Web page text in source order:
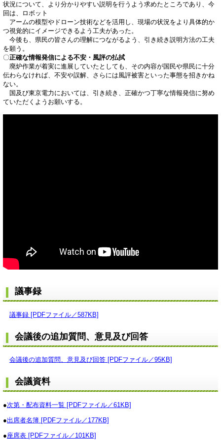
状況について、より分かりやすい説明を行うよう求めたところであり、今
回は、ロボット
アームの模型やドローン技術などを活用し、現場の状況をより具体的か
つ視覚的にイメージできるよう工夫があった。
今後も、県民の皆さんの理解につながるよう、引き続き説明方法の工夫
を願う。
〇正確な情報発信による不安・風評の払拭
廃炉作業が着実に進展していたとしても、その内容が国民や県民に十分
伝わらなければ、不安や誤解、さらには風評被害といった事態を招きかね
ない。
国及び東京電力においては、引き続き、正確かつ丁寧な情報発信に努め
ていただくようお願いする。
議事録
議事録 [PDFファイル／587KB]
会議後の追加質問、意見及び回答
会議後の追加質問、意見及び回答 [PDFファイル／95KB]
会議資料
●次第・配布資料一覧 [PDFファイル／61KB]
●出席者名簿 [PDFファイル／177KB]
●座席表 [PDFファイル／101KB]